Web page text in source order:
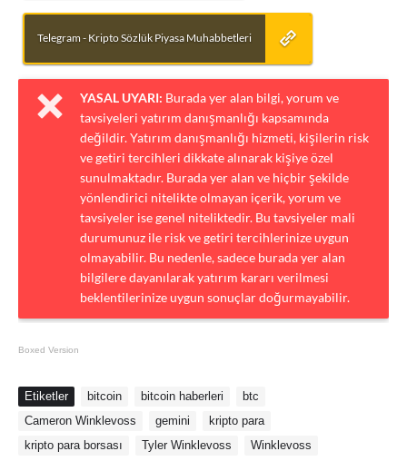
Telegram - Kripto Sözlük Piyasa Muhabbetleri
YASAL UYARI: Burada yer alan bilgi, yorum ve
tavsiyeleri yatırım danışmanlığı kapsamında
değildir. Yatırım danışmanlığı hizmeti, kişilerin risk
ve getiri tercihleri dikkate alınarak kişiye özel
sunulmaktadır. Burada yer alan ve hiçbir şekilde
yönlendirici nitelikte olmayan içerik, yorum ve
tavsiyeler ise genel niteliktedir. Bu tavsiyeler mali
durumunuz ile risk ve getiri tercihlerinize uygun
olmayabilir. Bu nedenle, sadece burada yer alan
bilgilere dayanılarak yatırım kararı verilmesi
beklentilerinize uygun sonuçlar doğurmayabilir.
Boxed Version
Etiketler bitcoin bitcoin haberleri
btc
Cameron Winklevoss
gemini
kripto para
kripto para borsası
Tyler Winklevoss Winklevoss